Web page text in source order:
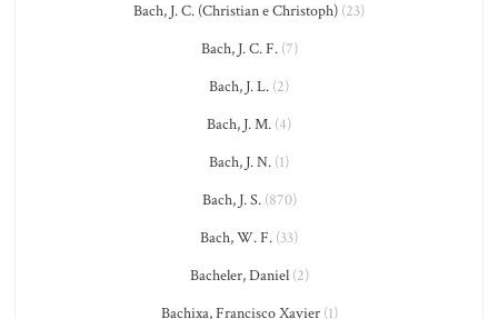
Bach, J. C. (Christian e Christoph) (23)
Bach, J. C. F.(7)
Bach, J. L. (2)
Bach, J. M. (4)
Bach, J. N. (1)
Bach, J. S.(870)
Bach, W. F. (33)
Bacheler, Daniel(2)
Bachixa, Francisco Xavier(1)